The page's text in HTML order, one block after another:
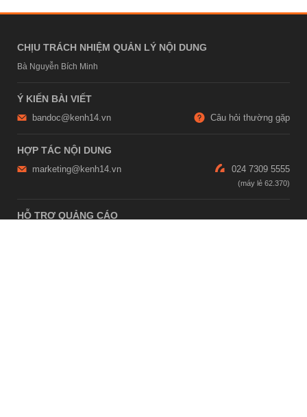
CHỊU TRÁCH NHIỆM QUẢN LÝ NỘI DUNG
Bà Nguyễn Bích Minh
Ý KIẾN BÀI VIẾT
bandoc@kenh14.vn Câu hỏi thường gặp
HỢP TÁC NỘI DUNG
marketing@kenh14.vn 024 7309 5555
HỖ TRỢ QUẢNG CÁO